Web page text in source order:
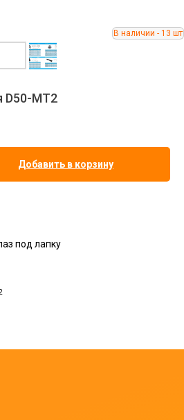
D50-MT2
Добавить в корзину
под лапку